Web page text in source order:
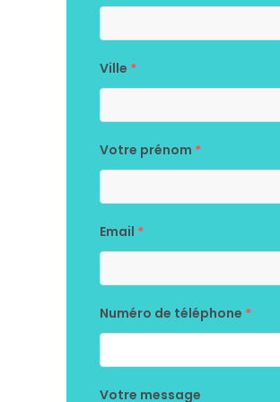
Ville *
Votre prénom *
Email *
Numéro de téléphone *
Votre message